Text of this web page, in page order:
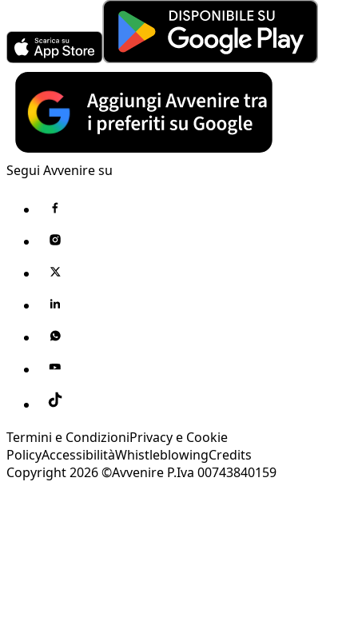
Segui Avvenire su
Termini e CondizioniPrivacy e Cookie
PolicyAccessibilitàWhistleblowingCredits
Copyright 2026 ©Avvenire P.Iva 00743840159